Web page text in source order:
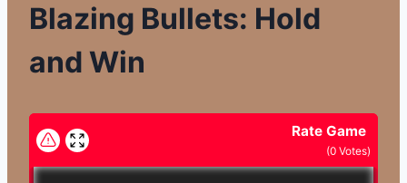
Blazing Bullets: Hold
and Win
Rate Game
(0 Votes)